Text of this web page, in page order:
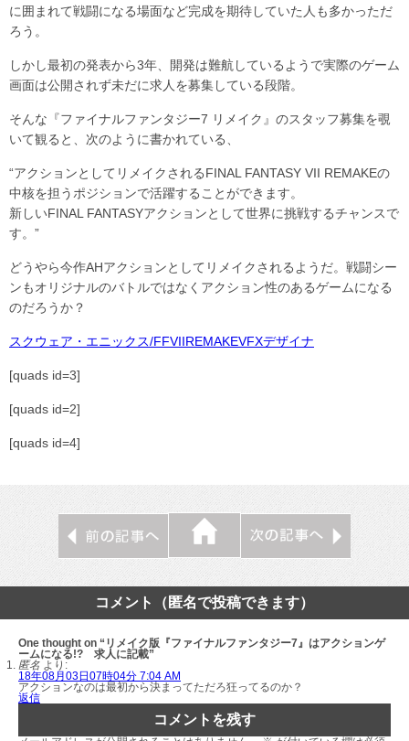
に囲まれて戦闘になる場面など完成を期待していた人も多かっただ
ろう。
しかし最初の発表から3年、開発は難航しているようで実際のゲーム
画面は公開されず未だに求人を募集している段階。
そんな『ファイナルファンタジー7 リメイク』のスタッフ募集を覗
いて観ると、次のように書かれている、
“アクションとしてリメイクされるFINAL FANTASY VII REMAKEの
中核を担うポジションで活躍することができます。
新しいFINAL FANTASYアクションとして世界に挑戦するチャンスで
す。”
どうやら今作AHアクションとしてリメイクされるようだ。戦闘シー
ンもオリジナルのバトルではなくアクション性のあるゲームになる
のだろうか？
スクウェア・エニックス/FFVIIREMAKEVFXデザイナ
[quads id=3]
[quads id=2]
[quads id=4]
コメント（匿名で投稿できます）
One thought on “リメイク版『ファイナルファンタジー7』はアクションゲ
ームになる!? 求人に記載”
匿名 より:
18年08月03日07時04分 7:04 AM
アクションなのは最初から決まってただろ狂ってるのか？
返信
コメントを残す